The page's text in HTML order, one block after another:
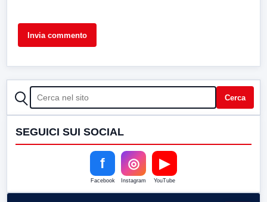
CERCA Cerca
SEGUICI SUI SOCIAL
f
Facebook
◎
Instagram
▶
YouTube